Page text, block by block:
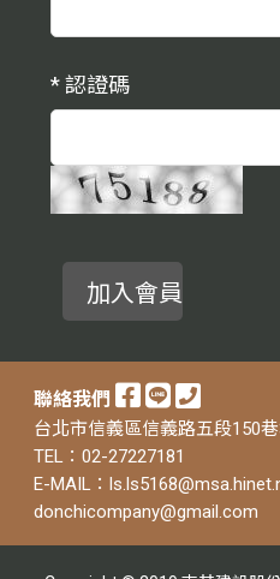
*認證碼
聯絡我們
台北市信義區信義路五段150
TEL：02-27227181
E-MAIL：
donchicompany@gmail.com